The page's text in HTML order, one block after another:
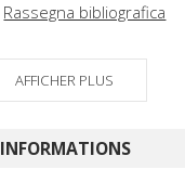
Rassegna bibliografica
AFFICHER PLUS
INFORMATIONS